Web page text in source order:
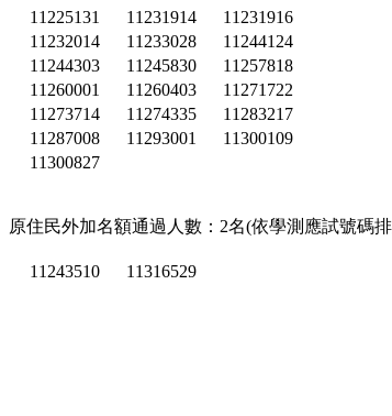
11225131
11231914
11231916
11232014
11233028
11244124
11244303
11245830
11257818
11260001
11260403
11271722
11273714
11274335
11283217
11287008
11293001
11300109
11300827
原住民外加名額通過人數：2名(依學測應試號碼
11243510 11316529